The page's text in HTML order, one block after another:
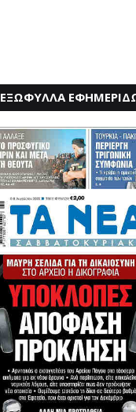
ΕΞΩΦΥΛΛΑ